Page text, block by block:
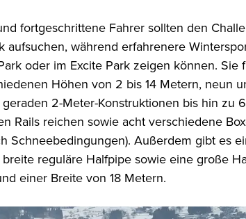
fortgeschrittene Fahrer sollten den
aufsuchen, während erfahrenere
oder im Excite Park zeigen können. Sie
Höhen von 2 bis 14 Metern, neun
geraden 2-Meter-Konstruktionen bis hin zu
Rails reichen sowie acht verschiedene
Schneebedingungen). Außerdem gibt es
breite reguläre Halfpipe sowie eine große
einer Breite von 18 Metern.